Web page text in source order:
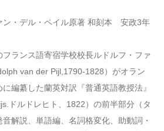
ン・デル・ペイル原著 和刻本 安政3年
ランス語寄宿学校校長ルドルフ・ファ
van der Pijl,1790-1828）がオラン
編纂した蘭英対訳『普通英語教授法』
ドルドレヒト、1822）の前半部分（タ
解説、単語編、名詞格変化、助動詞・